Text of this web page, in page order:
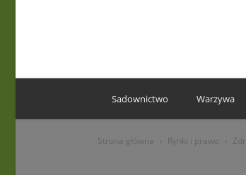
Sadownictwo Warzywa
Strona główna Rynki i prawo